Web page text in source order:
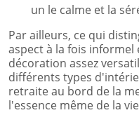
un le calme et la
Par ailleurs, ce qui
aspect à la fois informel
décoration assez
différents types
retraite au bord de la
l'essence même de la